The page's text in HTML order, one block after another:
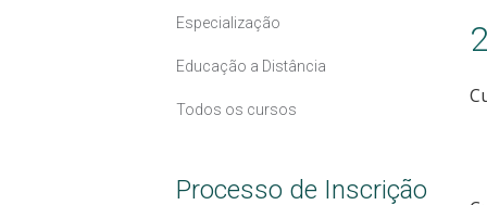
Especialização
Educação a Distância
Todos os cursos
Processo de Inscrição